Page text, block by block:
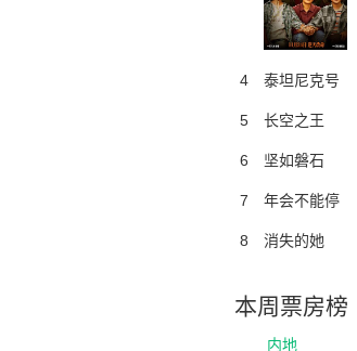
4 泰坦尼克号
5 长空之王
6 坚如磐石
7 年会不能停
8 消失的她
本周票房榜
内地